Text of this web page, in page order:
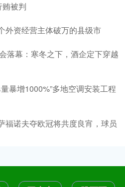
贿被判
外资经营主体破万的县级市
落幕：寒冬之下，酒企定下穿越
暴增1000%”多地空调安装工程
福诺夫夺欧冠将共度良宵，球员